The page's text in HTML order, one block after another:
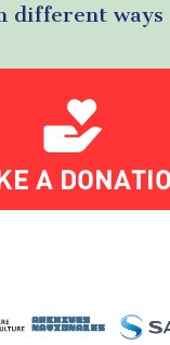
different ways
A